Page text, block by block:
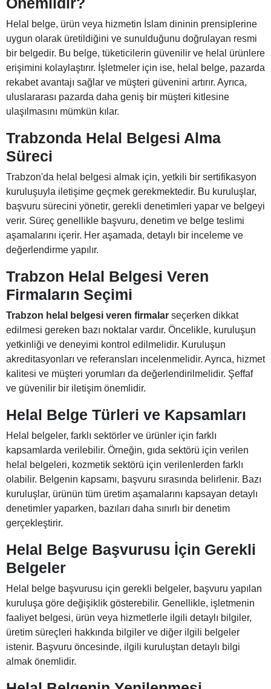
Helal belge, ürün veya hizmetin İslam dininin prensiplerine
uygun olarak üretildiğini ve sunulduğunu doğrulayan resmi
bir belgedir. Bu belge, tüketicilerin güvenilir ve helal ürünlere
erişimini kolaylaştırır. İşletmeler için ise, helal belge, pazarda
rekabet avantajı sağlar ve müşteri güvenini artırır. Ayrıca,
uluslararası pazarda daha geniş bir müşteri kitlesine
ulaşılmasını mümkün kılar.
Trabzonda Helal Belgesi Alma
Süreci
Trabzon'da helal belgesi almak için, yetkili bir sertifikasyon
kuruluşuyla iletişime geçmek gerekmektedir. Bu kuruluşlar,
başvuru sürecini yönetir, gerekli denetimleri yapar ve belgeyi
verir. Süreç genellikle başvuru, denetim ve belge teslimi
aşamalarını içerir. Her aşamada, detaylı bir inceleme ve
değerlendirme yapılır.
Trabzon Helal Belgesi Veren
Firmaların Seçimi
Trabzon helal belgesi veren firmalar seçerken dikkat
edilmesi gereken bazı noktalar vardır. Öncelikle, kuruluşun
yetkinliği ve deneyimi kontrol edilmelidir. Kuruluşun
akreditasyonları ve referansları incelenmelidir. Ayrıca, hizmet
kalitesi ve müşteri yorumları da değerlendirilmelidir. Şeffaf
ve güvenilir bir iletişim önemlidir.
Helal Belge Türleri ve Kapsamları
Helal belgeler, farklı sektörler ve ürünler için farklı
kapsamlarda verilebilir. Örneğin, gıda sektörü için verilen
helal belgeleri, kozmetik sektörü için verilenlerden farklı
olabilir. Belgenin kapsamı, başvuru sırasında belirlenir. Bazı
kuruluşlar, ürünün tüm üretim aşamalarını kapsayan detaylı
denetimler yaparken, bazıları daha sınırlı bir denetim
gerçekleştirir.
Helal Belge Başvurusu İçin Gerekli
Belgeler
Helal belge başvurusu için gerekli belgeler, başvuru yapılan
kuruluşa göre değişiklik gösterebilir. Genellikle, işletmenin
faaliyet belgesi, ürün veya hizmetlerle ilgili detaylı bilgiler,
üretim süreçleri hakkında bilgiler ve diğer ilgili belgeler
istenir. Başvuru öncesinde, ilgili kuruluştan detaylı bilgi
almak önemlidir.